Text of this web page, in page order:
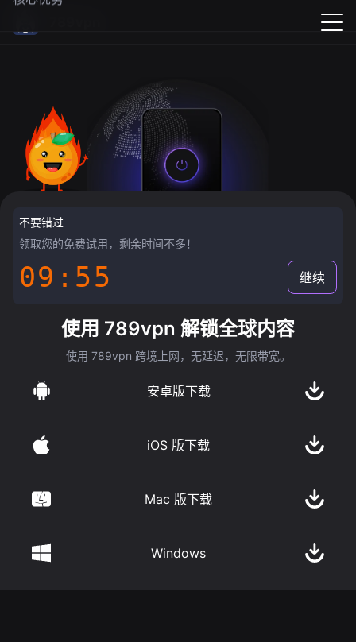
不要错过
领取您的免费试用，剩余时间不多！
09:55 继续
使用 789vpn 解锁全球内容
使用 789vpn 跨境上网，无延迟，无限带宽。
安卓版下载
iOS 版下载
Mac 版下载
Windows